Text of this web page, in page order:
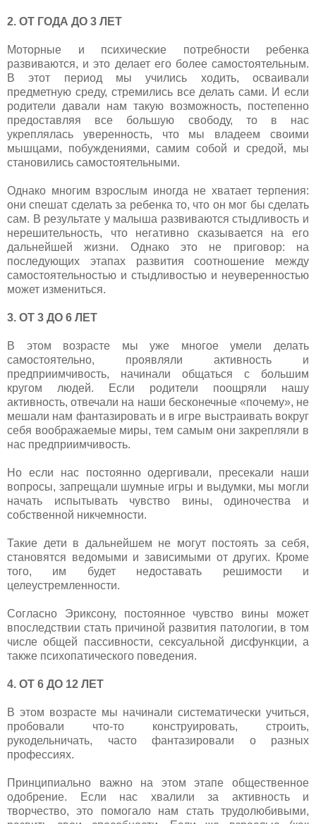
2. ОТ ГОДА ДО 3 ЛЕТ
Моторные и психические потребности ребенка
развиваются, и это делает его более самостоятельным.
В этот период мы учились ходить, осваивали
предметную среду, стремились все делать сами. И если
родители давали нам такую возможность, постепенно
предоставляя все большую свободу, то в нас
укреплялась уверенность, что мы владеем своими
мышцами, побуждениями, самим собой и средой, мы
становились самостоятельными.
Однако многим взрослым иногда не хватает терпения:
они спешат сделать за ребенка то, что он мог бы сделать
сам. В результате у малыша развиваются стыдливость и
нерешительность, что негативно сказывается на его
дальнейшей жизни. Однако это не приговор: на
последующих этапах развития соотношение между
самостоятельностью и стыдливостью и неуверенностью
может измениться.
3. ОТ 3 ДО 6 ЛЕТ
В этом возрасте мы уже многое умели делать
самостоятельно, проявляли активность и
предприимчивость, начинали общаться с большим
кругом людей. Если родители поощряли нашу
активность, отвечали на наши бесконечные «почему», не
мешали нам фантазировать и в игре выстраивать вокруг
себя воображаемые миры, тем самым они закрепляли в
нас предприимчивость.
Но если нас постоянно одергивали, пресекали наши
вопросы, запрещали шумные игры и выдумки, мы могли
начать испытывать чувство вины, одиночества и
собственной никчемности.
Такие дети в дальнейшем не могут постоять за себя,
становятся ведомыми и зависимыми от других. Кроме
того, им будет недоставать решимости и
целеустремленности.
Согласно Эриксону, постоянное чувство вины может
впоследствии стать причиной развития патологии, в том
числе общей пассивности, сексуальной дисфункции, а
также психопатического поведения.
4. ОТ 6 ДО 12 ЛЕТ
В этом возрасте мы начинали систематически учиться,
пробовали что-то конструировать, строить,
рукодельничать, часто фантазировали о разных
профессиях.
Принципиально важно на этом этапе общественное
одобрение. Если нас хвалили за активность и
творчество, это помогало нам стать трудолюбивыми,